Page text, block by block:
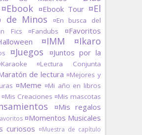
¤Ebook ¤Ebook Tour ¤El
de Minos
¤En busca del
Fics ¤Fandubs ¤Favoritos
¤IMM ¤Ikaro
¤Juegos
¤Juntos por la
¤Lectura Conjunta
de lectura ¤Mejores y
¤Meme ¤Mi año en libros
¤Mis Creaciones ¤Mis mascotas
¤Mis regalos
¤Momentos Musicales
curiosos ¤Muestra de capítulo